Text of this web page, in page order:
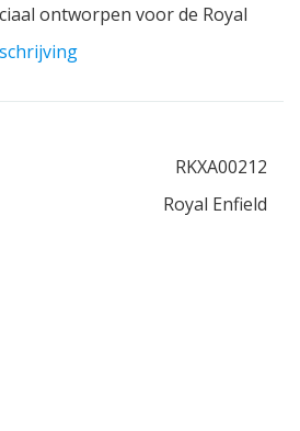
ontworpen voor de Royal
650. Dankzij het
lange ritten en verhoogt het
RKXA00212
Royal Enfield